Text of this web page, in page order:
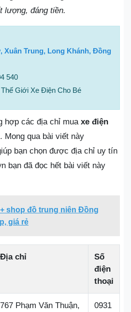
lượng, đáng tiền.
Xuân Trung, Long Khánh, Đồng
540
Giới Xe Điện Cho Bé
hợp các địa chỉ mua xe điện
. Mong qua bài viết này
bạn chọn được địa chỉ uy tín
bạn đã đọc hết bài viết này
shop đồ trung niên Đồng
giá rẻ
Địa chỉ
Số
điện
thoại
767 Phạm Văn Thuận,
0931